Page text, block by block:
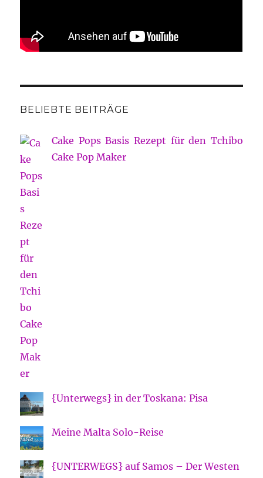
BELIEBTE BEITRÄGE
Cake Pops Basis Rezept für den Tchibo
Cake Pop Maker
{Unterwegs} in der Toskana: Pisa
Meine Malta Solo-Reise
{UNTERWEGS} auf Samos – Der Westen